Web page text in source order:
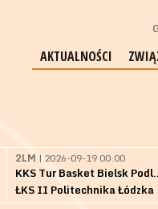
AKTUALNOŚCI
2LM | 2026-09-19 00:00
KKS Tur
ŁKS II Politechnika Łódzka